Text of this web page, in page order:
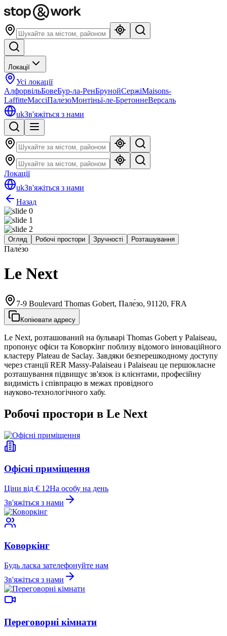
Локації
Усі локації
АлфорвільБовеБур-ла-РенБрунойСержіMaisons-
LaffitteМассіПале́зоМонтіньї-ле-БретоннеВерсаль
ukЗв'яжіться з нами
Локації
ukЗв'яжіться з нами
Назад
Огляд Робочі простори Зручності Розташування
Пале́зо
Le Next
7-9 Boulevard Thomas Gobert, Пале́зо, 91120, FRA
Копіювати адресу
Le Next, розташований на бульварі Thomas Gobert у Palaiseau,
пропонує офіси та Коворкінг поблизу відомого інноваційного
кластеру Plateau de Saclay. Завдяки безперешкодному доступу
через станції RER Massy‑Palaiseau і Palaiseau це першокласне
розташування підвищує зв'язок із клієнтами, професійну
видимість і співпрацю в межах провідного
науково‑технологічного хабу.
Робочі простори в Le Next
Офісні приміщення
Ціни від € 12На особу на день
Зв'яжіться з нами
Коворкінг
Будь ласка зателефонуйте нам
Зв'яжіться з нами
Переговорні кімнати